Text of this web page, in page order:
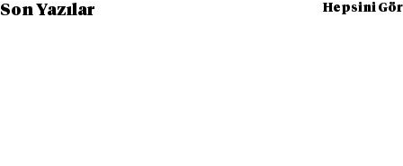
Son Yazılar Hepsini Gör